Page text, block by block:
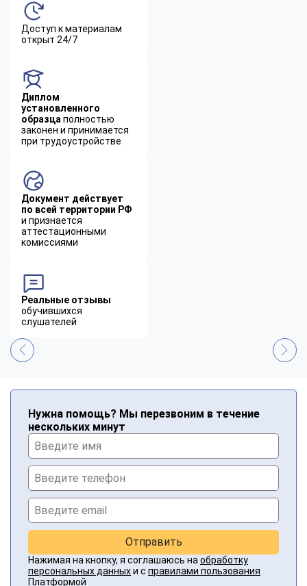
Доступ к материалам
открыт 24/7
Диплом
установленного
образца полностью
законен и принимается
при трудоустройстве
Документ действует
по всей территории РФ
и признается
аттестационными
комиссиями
Реальные отзывы
обучившихся
слушателей
Нужна помощь? Мы перезвоним в течение
нескольких минут
Отправить
Нажимая на кнопку, я соглашаюсь на обработку
персональных данныхи с правилами пользования
Платформой